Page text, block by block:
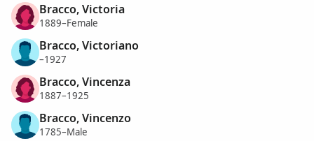
Bracco, Victoria
1889–Female
Bracco, Victoriano
–1927
Bracco, Vincenza
1887–1925
Bracco, Vincenzo
1785–Male